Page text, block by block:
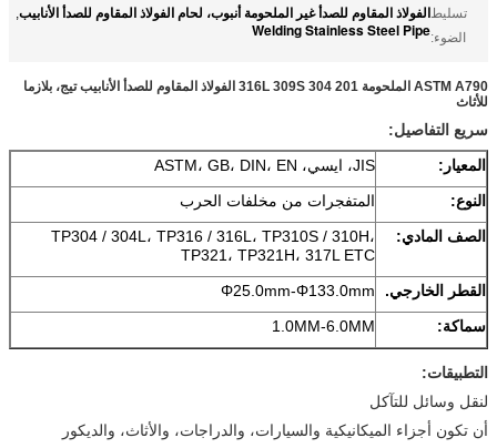
تسليط
الضوء:
الفولاذ المقاوم للصدأ غير الملحومة أنبوب، لحام الفولاذ المقاوم للصدأ الأنابيب,
Welding Stainless Steel Pipe
ASTM A790 الملحومة 201 304 316L 309S الفولاذ المقاوم للصدأ الأنابيب تيج، بلازما
للأثاث
سريع التفاصيل:
المعيار:
JIS، ايسي، ASTM، GB، DIN، EN
النوع:
المتفجرات من مخلفات الحرب
الصف المادي:
TP304 / 304L، TP316 / 316L، TP310S / 310H،
TP321، TP321H، 317L ETC
القطر الخارجي.
Φ25.0mm-Φ133.0mm
سماكة:
1.0MM-6.0MM
التطبيقات:
لنقل وسائل للتآكل
أن تكون أجزاء الميكانيكية والسيارات، والدراجات، والأثاث، والديكور